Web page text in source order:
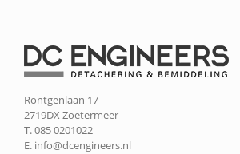
Röntgenlaan 17
2719DX Zoetermeer
T. 085 0201022
E. info@dcengineers.nl